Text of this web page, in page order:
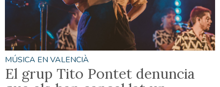
MÚSICA EN VALENCIÀ
El grup Tito Pontet denuncia